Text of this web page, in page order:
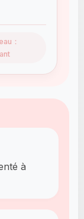
：
à